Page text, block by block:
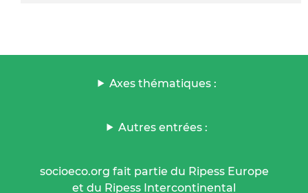
Axes thématiques :
Autres entrées :
socioeco.org fait partie du Ripess Europe
et du Ripess Intercontinental